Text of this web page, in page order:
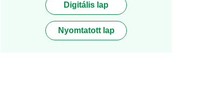
Digitális lap
Nyomtatott lap